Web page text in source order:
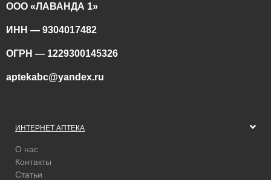
ООО «ЛАВАНДА 1»
ИНН — 9304017482
ОГРН — 1229300145326
aptekabc@yandex.ru
ИНТЕРНЕТ АПТЕКА
О нас
Контакты
Статьи